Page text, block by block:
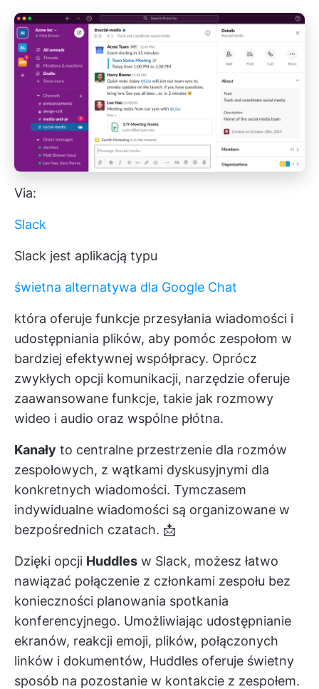
Via:
Slack
Slack jest aplikacją typu
świetna alternatywa dla Google Chat
która oferuje funkcje przesyłania wiadomości i
udostępniania plików, aby pomóc zespołom w
bardziej efektywnej współpracy. Oprócz
zwykłych opcji komunikacji, narzędzie oferuje
zaawansowane funkcje, takie jak rozmowy
wideo i audio oraz wspólne płótna.
Kanały to centralne przestrzenie dla rozmów
zespołowych, z wątkami dyskusyjnymi dla
konkretnych wiadomości. Tymczasem
indywidualne wiadomości są organizowane w
bezpośrednich czatach. 📩
Dzięki opcji Huddles w Slack, możesz łatwo
nawiązać połączenie z członkami zespołu bez
konieczności planowania spotkania
konferencyjnego. Umożliwiając udostępnianie
ekranów, reakcji emoji, plików, połączonych
linków i dokumentów, Huddles oferuje świetny
sposób na pozostanie w kontakcie z zespołem.